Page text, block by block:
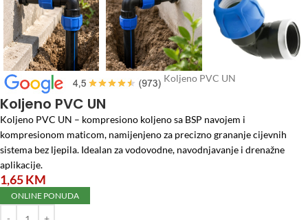
Početna/Vodomaterijal /PVC cijevi/ Koljeno PVC UN
Koljeno PVC UN
Koljeno PVC UN – kompresiono koljeno sa BSP navojem i
kompresionom maticom, namijenjeno za precizno grananje cijevnih
sistema bez ljepila. Idealan za vodovodne, navodnjavanje i drenažne
aplikacije.
1,65KM
ONLINE PONUDA